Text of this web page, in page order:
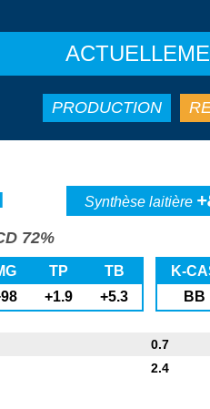
PRODUCTION
Synthèse laitière
72%
TP
TB
+1.9 +5.3
K-
BB
0.7
2.4